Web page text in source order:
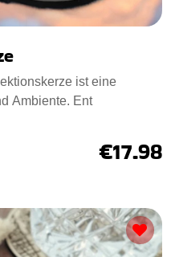
ist eine
Ambiente. Ent
€17.98